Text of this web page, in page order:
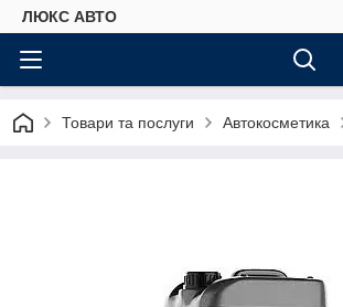
ЛЮКС АВТО
Товари та послуги Автокосметика